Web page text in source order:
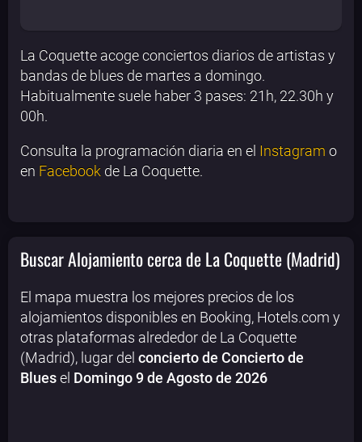
La Coquette acoge conciertos diarios de artistas y
bandas de blues de martes a domingo.
Habitualmente suele haber 3 pases: 21h, 22.30h y
00h.
Consulta la programación diaria en el Instagram o
en Facebook de La Coquette.
Buscar Alojamiento cerca de La Coquette (Madrid)
El mapa muestra los mejores precios de los
alojamientos disponibles en Booking, Hotels.com y
otras plataformas alrededor de La Coquette
(Madrid), lugar del concierto de Concierto de
Bluesel Domingo 9 de Agosto de 2026